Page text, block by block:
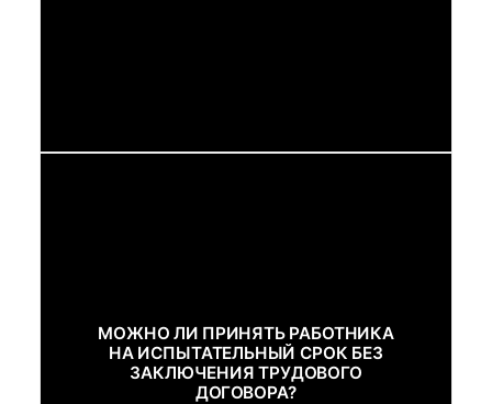
МОЖНО ЛИ ПРИНЯТЬ РАБОТНИКА
НА ИСПЫТАТЕЛЬНЫЙ СРОК БЕЗ
ЗАКЛЮЧЕНИЯ ТРУДОВОГО
ДОГОВОРА?